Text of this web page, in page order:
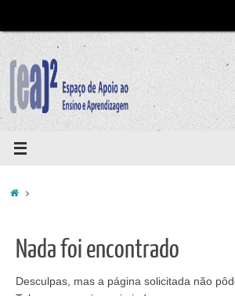
conteúdo
Home
Nada foi encontrado
Desculpas, mas a página solicitada não